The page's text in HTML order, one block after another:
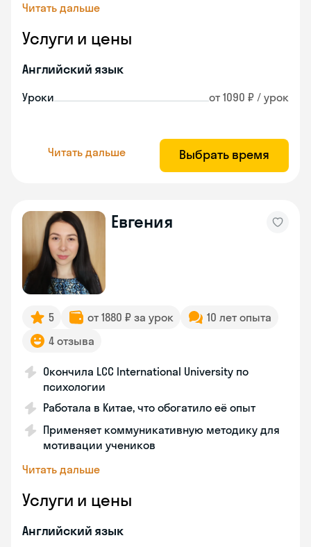
Читать дальше
Услуги и цены
Английский язык
Уроки от 1090 ₽ / урок
Читать дальше Выбрать время
Евгения
5 от 1880 ₽ за урок
10 лет опыта
4 отзыва
Окончила LCC International University по
психологии
Работала в Китае, что обогатило её опыт
Применяет коммуникативную методику для
мотивации учеников
Читать дальше
Услуги и цены
Английский язык